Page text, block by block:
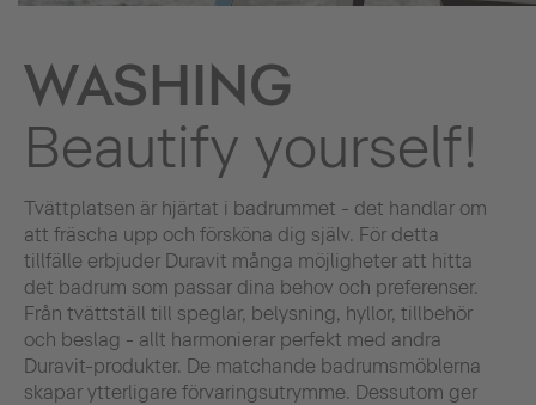
WASHING
Beautify yourself!
Tvättplatsen är hjärtat i badrummet - det handlar om
att fräscha upp och försköna dig själv. För detta
tillfälle erbjuder Duravit många möjligheter att hitta
det badrum som passar dina behov och preferenser.
Från tvättställ till speglar, belysning, hyllor, tillbehör
och beslag - allt harmonierar perfekt med andra
Duravit-produkter. De matchande badrumsmöblerna
skapar ytterligare förvaringsutrymme. Dessutom ger